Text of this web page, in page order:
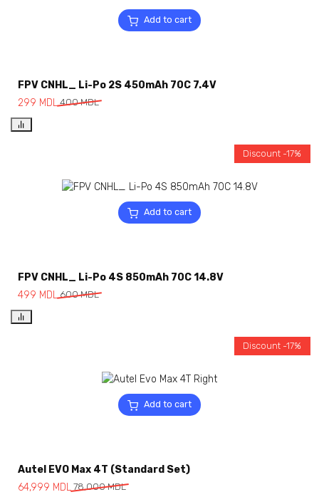
Add to cart
FPV CNHL_ Li-Po 2S 450mAh 70C 7.4V
400MDL
299 MDL
Add to cart
Discount -17%
FPV CNHL_ Li-Po 4S 850mAh 70C 14.8V
600MDL
499 MDL
Add to cart
Discount -17%
Autel EVO Max 4T (Standard Set)
78,000MDL
64,999 MDL